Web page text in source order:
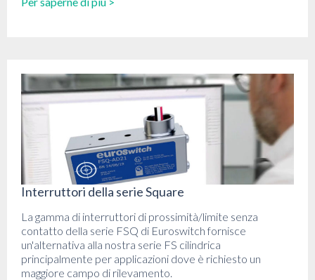
Interruttori della serie Square
La gamma di interruttori di prossimità/limite senza
contatto della serie FSQ di Euroswitch fornisce
un'alternativa alla nostra serie FS cilindrica
principalmente per applicazioni dove è richiesto un
maggiore campo di rilevamento.